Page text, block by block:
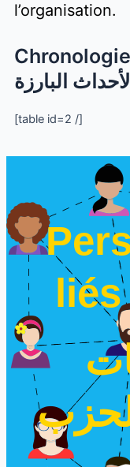
l’organisation.
البارزة
[table id=2 /]